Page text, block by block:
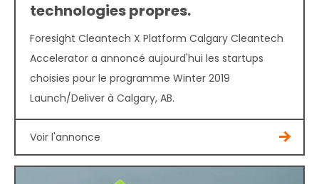
technologies propres.
Foresight Cleantech X Platform Calgary Cleantech
Accelerator a annoncé aujourd'hui les startups
choisies pour le programme Winter 2019
Launch/Deliver à Calgary, AB.
Voir l'annonce